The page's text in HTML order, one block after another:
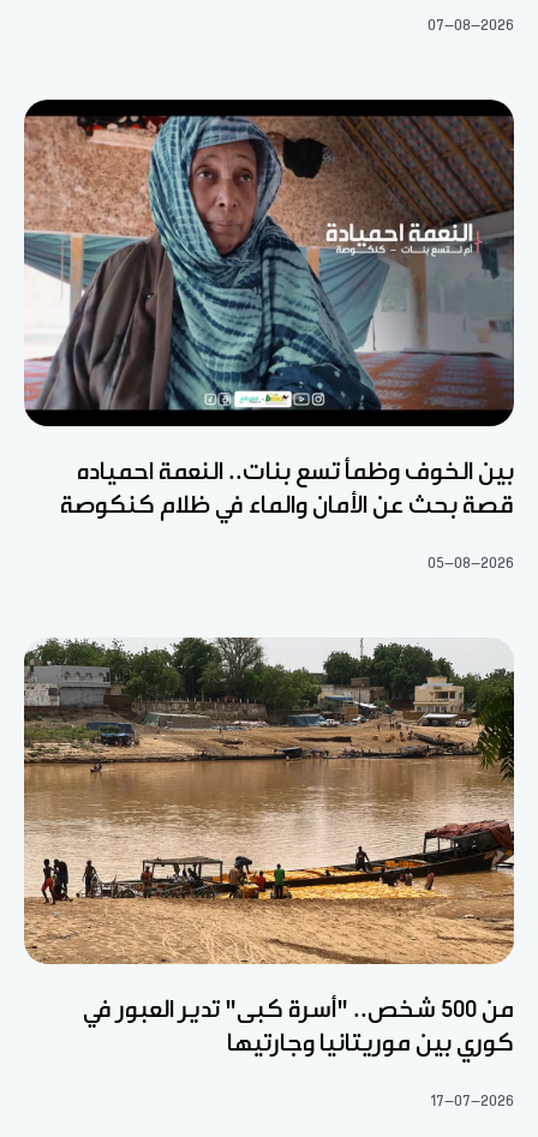
07-08-2026
بين الخوف وظمأ تسع بنات.. النعمة احمياده
قصة بحث عن الأمان والماء في ظلام كنكوصة
05-08-2026
من 500 شخص.. "أسرة كبى" تدير العبور في
كوري بين موريتانيا وجارتيها
17-07-2026